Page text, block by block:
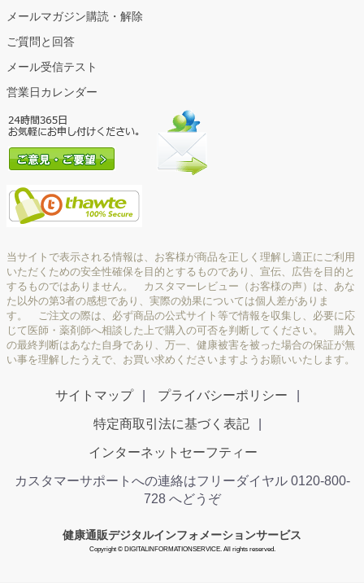
メールマガジン購読・解除
ご質問と回答
メール受信テスト
営業日カレンダー
当サイトで表示される情報は、お客様が商品を正しく理解し適正にご利用
いただくための安全性確保を目的とするものであり、宣伝、広告を目的と
するものではありません。 カスタマーレビュー（お客様の声）は、あな
た以外の第3者の感想であり、実際の効果については個人差がありま
す。 ご注文の際は、必ず商品の公式サイト等で情報を収集し、必要に応
じて医師・薬剤師へ相談した上で購入の可否を判断してください。 購入
の最終判断はあなた自身であり、万一、健康被害を被った場合の保証が無
い事を理解したうえで、お買い求めくださいますようお願いいたします。
サイトマップ プライバシーポリシー
特定商取引法に基づく表記
インターネットセーフティー
カスタマーサポートへの連絡はフリーダイヤル 0120-800-
728 へどうぞ
健康通販デジタルインフォメーションサービス
Copyright © DIGITALINFORMATIONSERVICE. All rights reserved.